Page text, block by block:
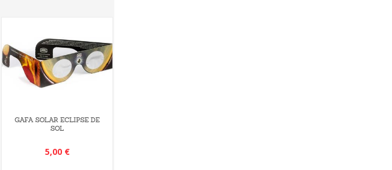
GAFA SOLAR ECLIPSE DE
SOL
5,00 €